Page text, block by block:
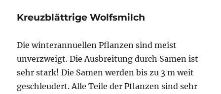
Kreuzblättrige Wolfsmilch
Die winterannuellen Pflanzen sind meist
unverzweigt. Die Ausbreitung durch Samen ist
sehr stark! Die Samen werden bis zu 3 m weit
geschleudert. Alle Teile der Pflanzen sind sehr